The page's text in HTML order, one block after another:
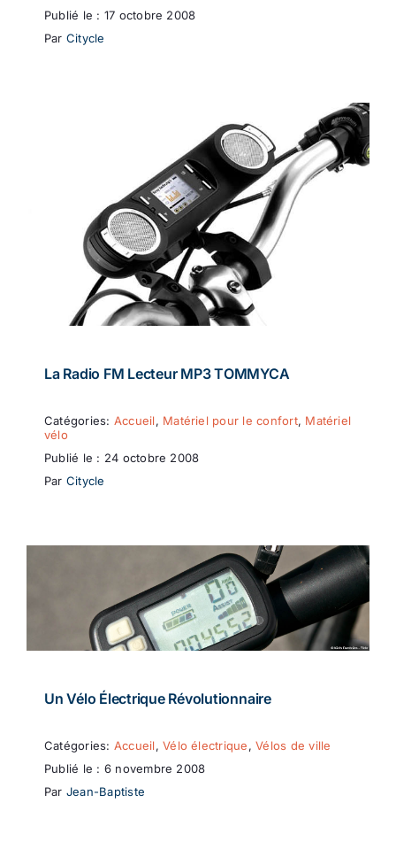
Publié le : 17 octobre 2008
Par Citycle
La Radio FM Lecteur MP3 TOMMYCA
Catégories: Accueil, Matériel pour le confort, Matériel
vélo
Publié le : 24 octobre 2008
Par Citycle
Un Vélo Électrique Révolutionnaire
Catégories: Accueil,Vélo électrique,Vélos de ville
Publié le : 6 novembre 2008
Par Jean-Baptiste